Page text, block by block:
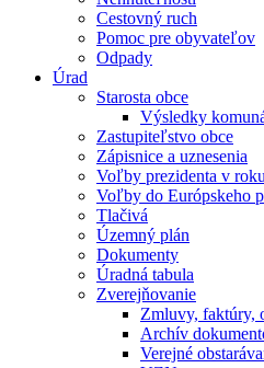
Cestovný ruch
Pomoc pre obyvateľov
Odpady
Úrad
Starosta obce
Výsledky
Zastupiteľstvo obce
Zápisnice a uznesenia
Voľby prezidenta v
Voľby do Európskeho
Tlačivá
Územný plán
Dokumenty
Úradná tabula
Zverejňovanie
Zmluvy, faktúry,
Archív
Verejné